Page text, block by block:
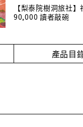
【梨泰院樹洞旅社
90,000 讀者敲碗
產品目